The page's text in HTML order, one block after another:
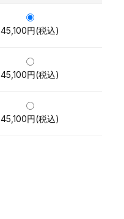
45,100円(税込)
45,100円(税込)
45,100円(税込)